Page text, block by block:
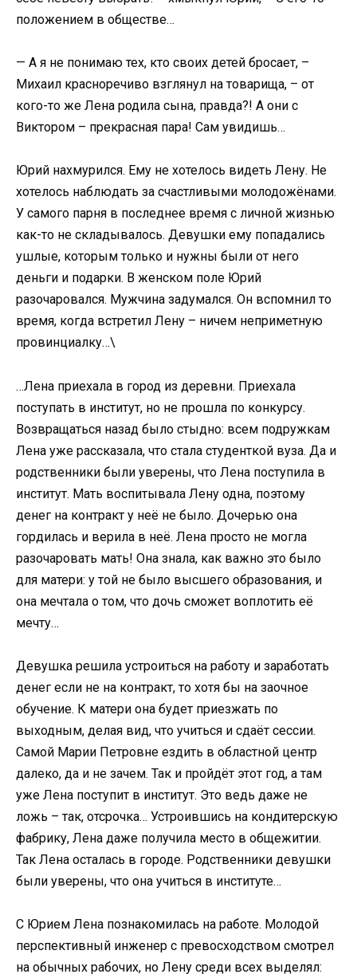
положением в обществе…
— А я не понимаю тех, кто своих детей бросает, –
Михаил красноречиво взглянул на товарища, – от
кого-то же Лена родила сына, правда?! А они с
Виктором – прекрасная пара! Сам увидишь…
Юрий нахмурился. Ему не хотелось видеть Лену. Не
хотелось наблюдать за счастливыми молодожёнами.
У самого парня в последнее время с личной жизнью
как-то не складывалось. Девушки ему попадались
ушлые, которым только и нужны были от него
деньги и подарки. В женском поле Юрий
разочаровался. Мужчина задумался. Он вспомнил то
время, когда встретил Лену – ничем неприметную
провинциалку…\
…Лена приехала в город из деревни. Приехала
поступать в институт, но не прошла по конкурсу.
Возвращаться назад было стыдно: всем подружкам
Лена уже рассказала, что стала студенткой вуза. Да и
родственники были уверены, что Лена поступила в
институт. Мать воспитывала Лену одна, поэтому
денег на контракт у неё не было. Дочерью она
гордилась и верила в неё. Лена просто не могла
разочаровать мать! Она знала, как важно это было
для матери: у той не было высшего образования, и
она мечтала о том, что дочь сможет воплотить её
мечту…
Девушка решила устроиться на работу и заработать
денег если не на контракт, то хотя бы на заочное
обучение. К матери она будет приезжать по
выходным, делая вид, что учиться и сдаёт сессии.
Самой Марии Петровне ездить в областной центр
далеко, да и не зачем. Так и пройдёт этот год, а там
уже Лена поступит в институт. Это ведь даже не
ложь – так, отсрочка… Устроившись на кондитерскую
фабрику, Лена даже получила место в общежитии.
Так Лена осталась в городе. Родственники девушки
были уверены, что она учиться в институте…
С Юрием Лена познакомилась на работе. Молодой
перспективный инженер с превосходством смотрел
на обычных рабочих, но Лену среди всех выделял: